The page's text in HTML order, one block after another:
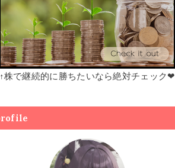
↑株で継続的に勝ちたいなら絶対チェック❤